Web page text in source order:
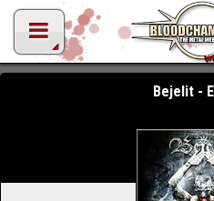
Bejelit -